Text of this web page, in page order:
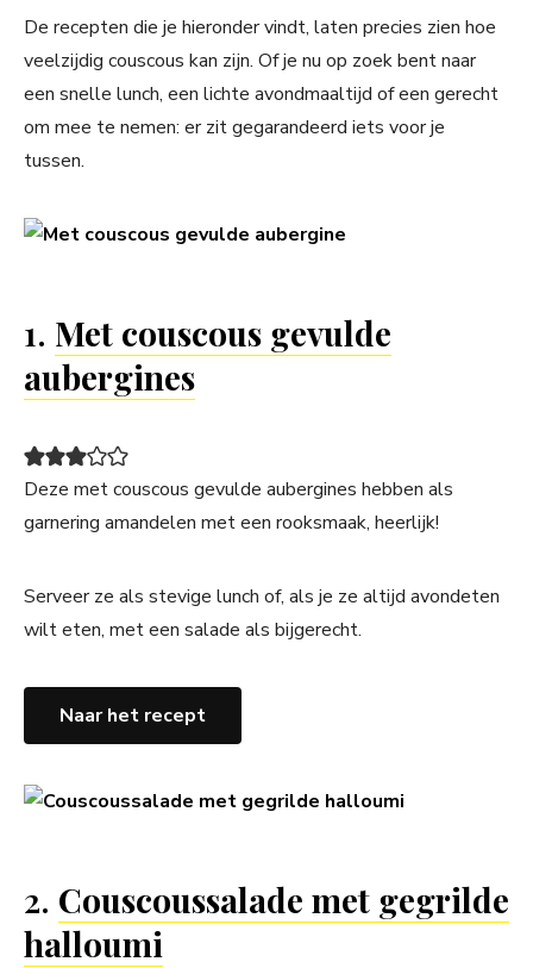
De recepten die je hieronder vindt, laten precies zien hoe
veelzijdig couscous kan zijn. Of je nu op zoek bent naar
een snelle lunch, een lichte avondmaaltijd of een gerecht
om mee te nemen: er zit gegarandeerd iets voor je
tussen.
1. Met couscous gevulde
aubergines
Deze met couscous gevulde aubergines hebben als
garnering amandelen met een rooksmaak, heerlijk!
Serveer ze als stevige lunch of, als je ze altijd avondeten
wilt eten, met een salade als bijgerecht.
Naar het recept
2. Couscoussalade met gegrilde
halloumi